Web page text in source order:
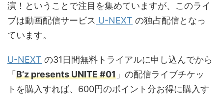
演！ということで注目を集めていますが、このライ
ブは動画配信サービス U-NEXT の独占配信となっ
ています。
U-NEXT の31日間無料トライアルに申し込んでから
「 B’z presents UNITE #01 」の配信ライブチケッ
トを購入すれば、600円のポイント分お得に購入す